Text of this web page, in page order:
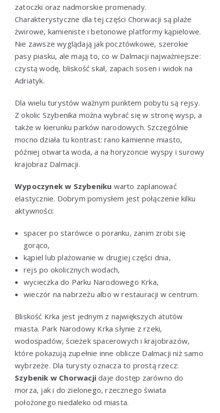
zatoczki oraz nadmorskie promenady.
Charakterystyczne dla tej części Chorwacji są plaże
żwirowe, kamieniste i betonowe platformy kąpielowe.
Nie zawsze wyglądają jak pocztówkowe, szerokie
pasy piasku, ale mają to, co w Dalmacji najważniejsze:
czystą wodę, bliskość skał, zapach sosen i widok na
Adriatyk.
Dla wielu turystów ważnym punktem pobytu są rejsy.
Z okolic Szybenika można wybrać się w stronę wysp, a
także w kierunku parków narodowych. Szczególnie
mocno działa tu kontrast: rano kamienne miasto,
później otwarta woda, a na horyzoncie wyspy i surowy
krajobraz Dalmacji.
Wypoczynek w Szybeniku warto zaplanować
elastycznie. Dobrym pomysłem jest połączenie kilku
aktywności:
spacer po starówce o poranku, zanim zrobi się
gorąco,
kąpiel lub plażowanie w drugiej części dnia,
rejs po okolicznych wodach,
wycieczka do Parku Narodowego Krka,
wieczór na nabrzeżu albo w restauracji w centrum.
Bliskość Krka jest jednym z największych atutów
miasta. Park Narodowy Krka słynie z rzeki,
wodospadów, ścieżek spacerowych i krajobrazów,
które pokazują zupełnie inne oblicze Dalmacji niż samo
wybrzeże. Dla turysty oznacza to prostą rzecz:
Szybenik w Chorwacji daje dostęp zarówno do
morza, jak i do zielonego, rzecznego świata
położonego niedaleko od miasta.